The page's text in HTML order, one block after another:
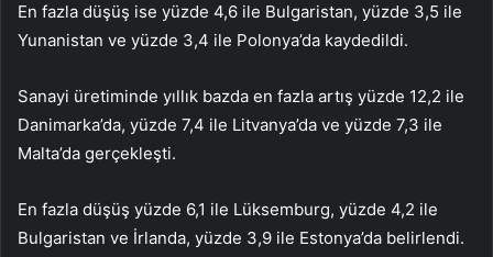
En fazla düşüş ise yüzde 4,6 ile Bulgaristan, yüzde 3,5 ile
Yunanistan ve yüzde 3,4 ile Polonya’da kaydedildi.
Sanayi üretiminde yıllık bazda en fazla artış yüzde 12,2 ile
Danimarka’da, yüzde 7,4 ile Litvanya’da ve yüzde 7,3 ile
Malta’da gerçekleşti.
En fazla düşüş yüzde 6,1 ile Lüksemburg, yüzde 4,2 ile
Bulgaristan ve İrlanda, yüzde 3,9 ile Estonya’da belirlendi.